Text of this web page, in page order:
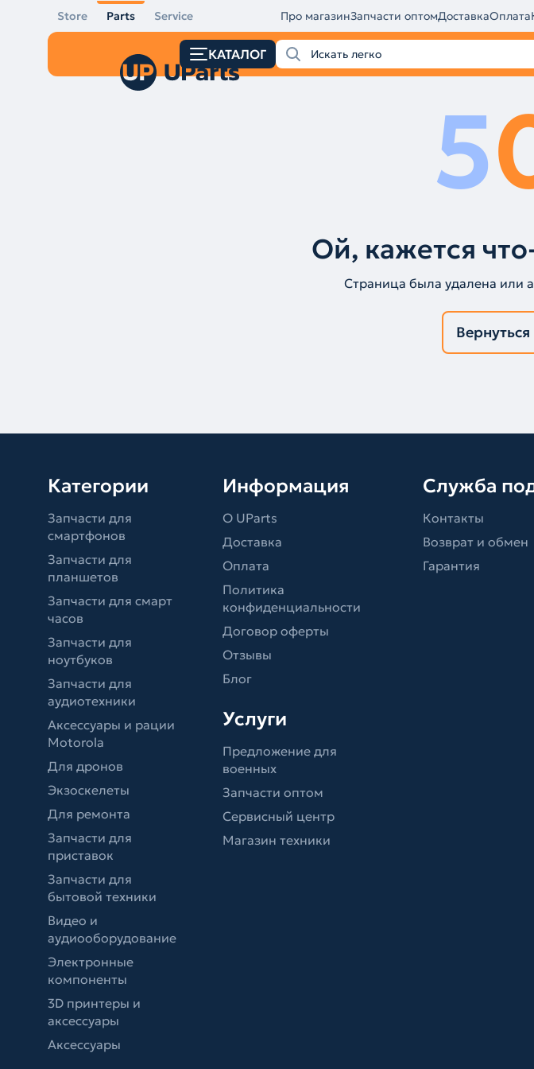
Store Parts Service Про магазинЗапчасти оптомДоставкаОплата
КАТАЛОГ
5
Ой, кажется
Страница была удалена или
Категории
Запчасти для
смартфонов
Запчасти для
планшетов
Запчасти для смарт
часов
Запчасти для
ноутбуков
Запчасти для
аудиотехники
Аксессуары и рации
Motorola
Для дронов
Экзоскелеты
Для ремонта
Запчасти для
приставок
Запчасти для
бытовой техники
Видео и
аудиооборудование
Электронные
компоненты
3D принтеры и
аксессуары
Аксессуары
Информация
О UParts
Доставка
Оплата
Политика
конфиденциальности
Договор оферты
Отзывы
Блог
Услуги
Предложение для
военных
Запчасти оптом
Сервисный центр
Магазин техники
Служба
Контакты
Возврат и обмен
Гарантия